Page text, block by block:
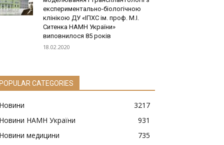
експериментально-біологічною
клінікою ДУ «ІПХС ім. проф. М.І.
Ситенка НАМН України»
виповнилося 85 років
18.02.2020
POPULAR CATEGORIES
Новини
3217
Новини НАМН України
931
Новини медицини
735